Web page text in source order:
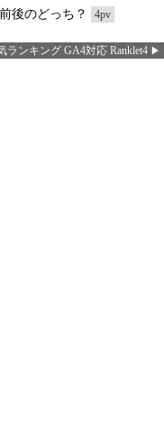
後のどっち？ 4pv
ランキング GA4対応 Ranklet4